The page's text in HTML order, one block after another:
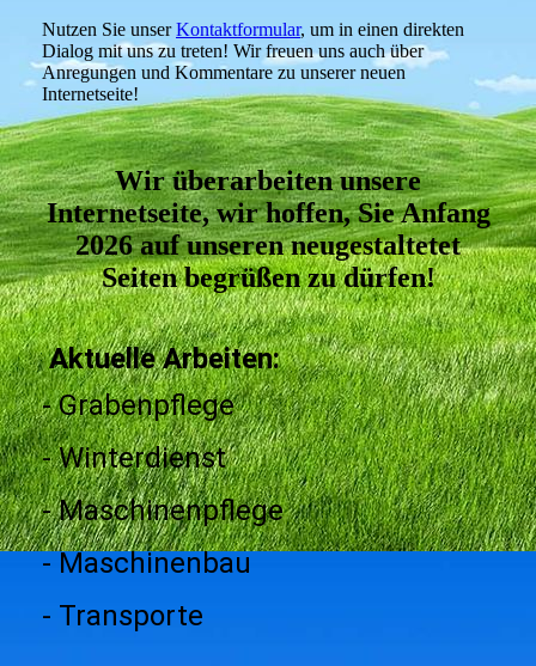
Nutzen Sie unserKontaktformular, um in einen direkten
Dialog mit uns zu treten! Wir freuen uns auch über
Anregungen und Kommentare zu unserer neuen
Internetseite!
Wir überarbeiten unsere
Internetseite, wir hoffen, Sie Anfang
2026 auf unseren neugestaltetet
Seiten begrüßen zu dürfen!
Aktuelle Arbeiten:
- Grabenpflege
- Winterdienst
- Maschinenpflege
- Maschinenbau
- Transporte